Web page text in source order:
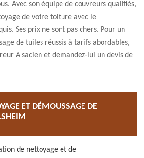
Avec son équipe de couvreurs qualifiés,
de votre toiture avec le
Ses prix ne sont pas chers. Pour un
de tuiles réussis à tarifs abordables,
Alsacien et demandez-lui un devis de
ET DÉMOUSSAGE DE
de nettoyage et de